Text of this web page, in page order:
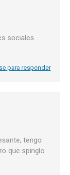
sociales
para responder
tengo
que spinglo